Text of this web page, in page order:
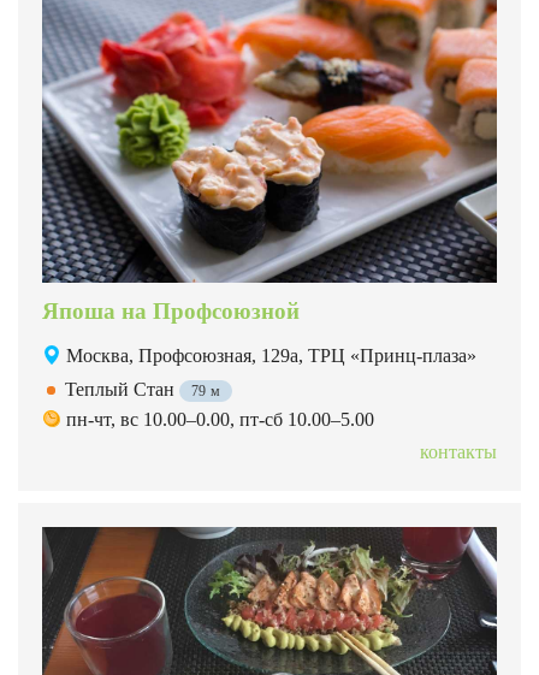
Япоша на Профсоюзной
Москва, Профсоюзная, 129а, ТРЦ «Принц-плаза»
Теплый Стан
79 м
пн-чт, вс 10.00–0.00, пт-сб 10.00–5.00
контакты